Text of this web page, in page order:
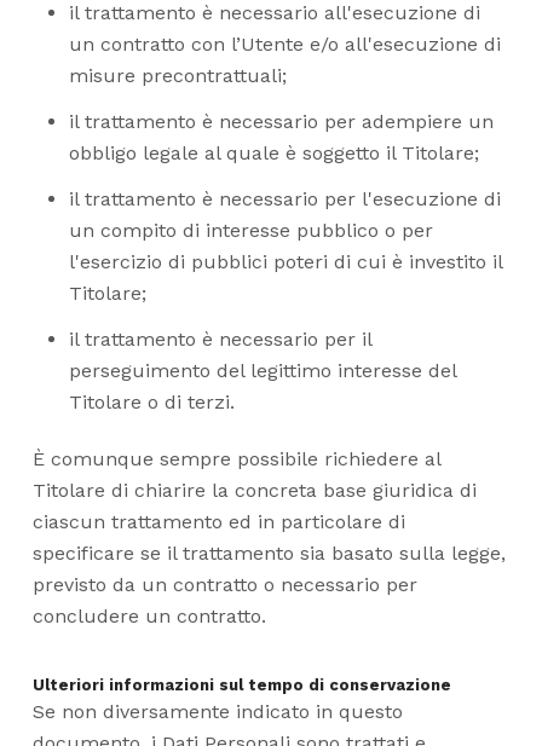
il trattamento è necessario all'esecuzione di
un contratto con l’Utente e/o all'esecuzione di
misure precontrattuali;
il trattamento è necessario per adempiere un
obbligo legale al quale è soggetto il Titolare;
il trattamento è necessario per l'esecuzione di
un compito di interesse pubblico o per
l'esercizio di pubblici poteri di cui è investito il
Titolare;
il trattamento è necessario per il
perseguimento del legittimo interesse del
Titolare o di terzi.
È comunque sempre possibile richiedere al
Titolare di chiarire la concreta base giuridica di
ciascun trattamento ed in particolare di
specificare se il trattamento sia basato sulla legge,
previsto da un contratto o necessario per
concludere un contratto.
Ulteriori informazioni sul tempo di conservazione
Se non diversamente indicato in questo